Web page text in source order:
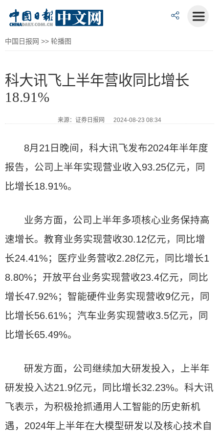
中国日报网 >> 轮播图
科大讯飞上半年营收同比增长
18.91%
来源：证券日报网 2024-08-23 08:34
8月21日晚间，科大讯飞发布2024年半年度
报告，公司上半年实现营业收入93.25亿元，同
比增长18.91%。
业务方面，公司上半年多项核心业务保持高
速增长。教育业务实现营收30.12亿元，同比增
长24.41%；医疗业务营收2.28亿元，同比增长1
8.80%；开放平台业务实现营收23.4亿元，同比
增长47.92%；智能硬件业务实现营收9亿元，同
比增长56.61%；汽车业务实现营收3.5亿元，同
比增长65.49%。
研发方面，公司继续加大研发投入，上半年
研发投入达21.9亿元，同比增长32.23%。科大讯
飞表示，为积极抢抓通用人工智能的历史新机
遇，2024年上半年在大模型研发以及核心技术自